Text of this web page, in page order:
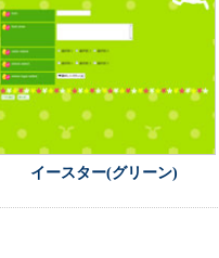
イースター(グリーン)